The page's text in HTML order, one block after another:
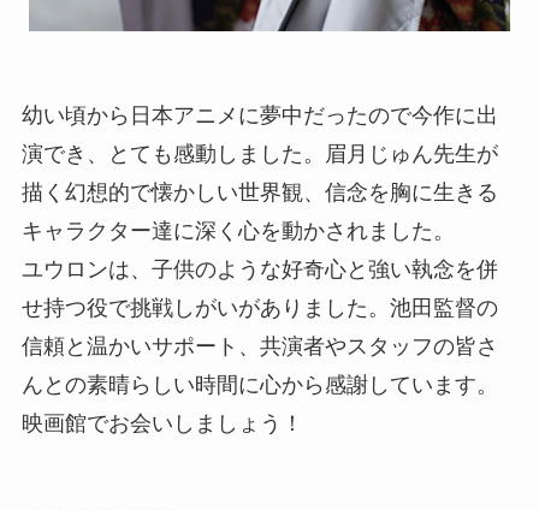
幼い頃から日本アニメに夢中だったので今作に出
演でき、とても感動しました。眉月じゅん先生が
描く幻想的で懐かしい世界観、信念を胸に生きる
キャラクター達に深く心を動かされました。
ユウロンは、子供のような好奇心と強い執念を併
せ持つ役で挑戦しがいがありました。池田監督の
信頼と温かいサポート、共演者やスタッフの皆さ
んとの素晴らしい時間に心から感謝しています。
映画館でお会いしましょう！